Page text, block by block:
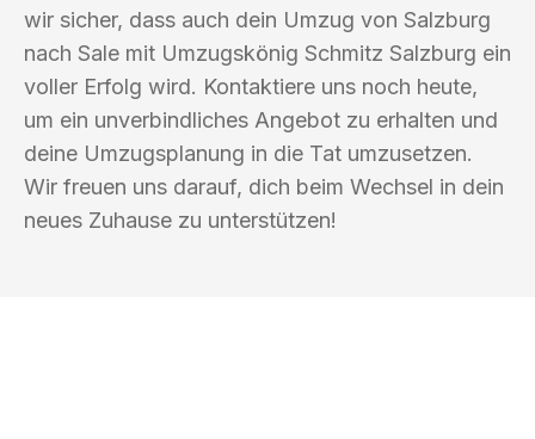
wir sicher, dass auch dein Umzug von Salzburg
nach Sale mit Umzugskönig Schmitz Salzburg ein
voller Erfolg wird. Kontaktiere uns noch heute,
um ein unverbindliches Angebot zu erhalten und
deine Umzugsplanung in die Tat umzusetzen.
Wir freuen uns darauf, dich beim Wechsel in dein
neues Zuhause zu unterstützen!